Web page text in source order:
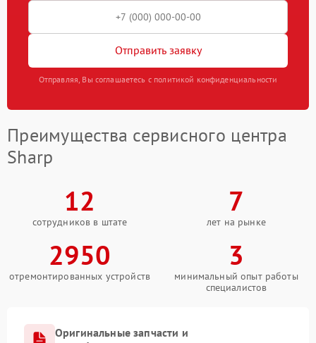
Отправить заявку
Отправляя, Вы соглашаетесь с политикой конфиденциальности
Преимущества сервисного центра
Sharp
12
сотрудников в штате
7
лет на рынке
2950
отремонтированных устройств
3
минимальный опыт работы
специалистов
Оригинальные запчасти и